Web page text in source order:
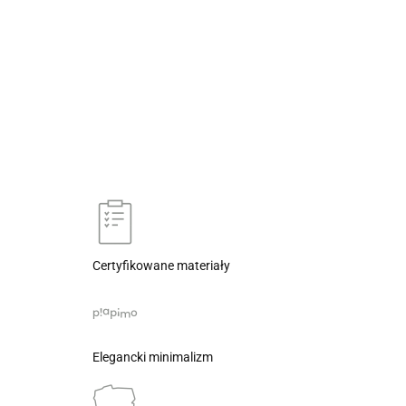
Certyfikowane materiały
Elegancki minimalizm